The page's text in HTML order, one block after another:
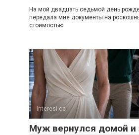
На мой двадцать седьмой день
передала мне документы на
стоимостью
Interesi.cc
Муж вернулся домой и